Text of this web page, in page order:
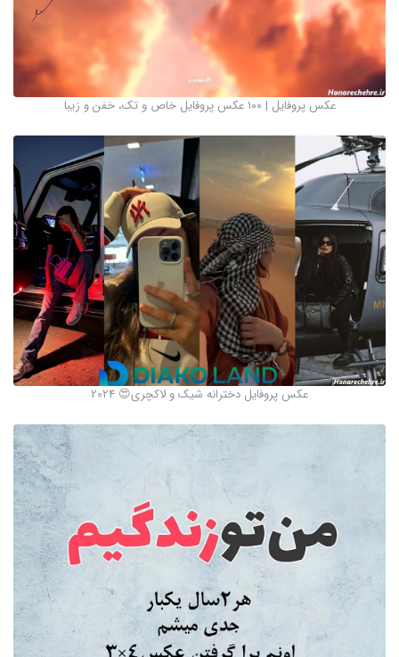
عکس پروفایل | ۱۰۰ عکس پروفایل خاص و تک، خفن و زیبا
عکس پروفایل دخترانه شیک و لاکچری😍 2024